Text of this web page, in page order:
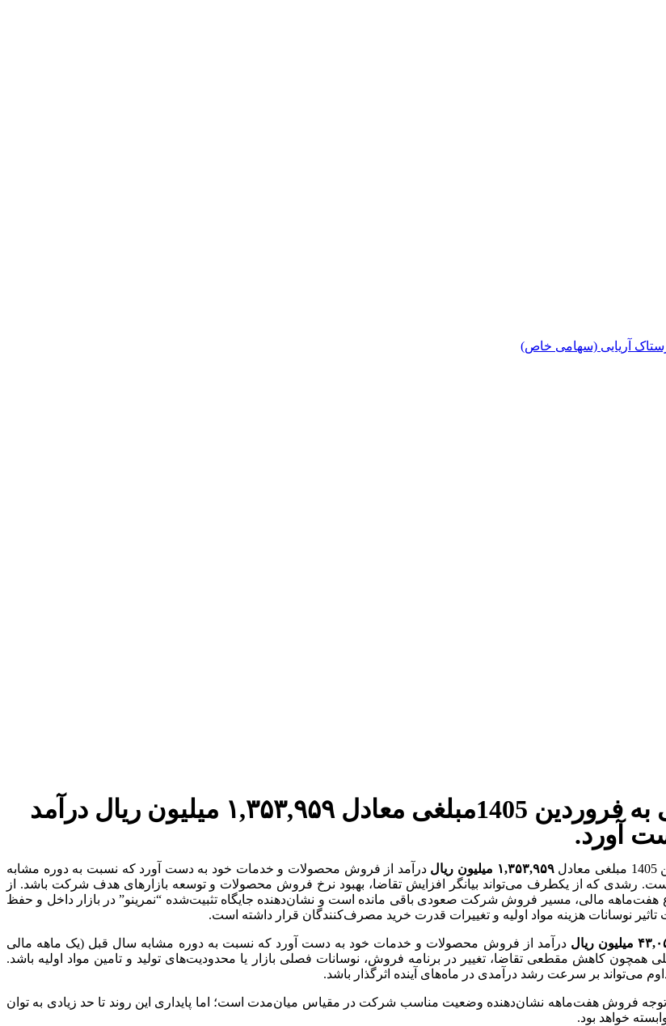
آریایی (سهامی خاص)
“نمرینو” در مدت هفت ماهه مالی منتهی به فروردین 1405مبلغی معادل ۱,۳۵۳,۹۵۹ میلیون ریال درآمد
آورد.
۱,۳۵۳,۹۵۹ میلیون ریال
درآمد از فروش محصولات و خدمات خود به دست آورد که نسبت به دوره مشابه
رشدی که از یکطرف می‌تواند بیانگر افزایش تقاضا، بهبود نرخ فروش محصولات و توسعه بازارهای هدف شرکت باشد. از
مالی، مسیر فروش شرکت صعودی باقی مانده است و نشان‌دهنده جایگاه تثبیت‌شده “نمرینو” در بازار داخل و حفظ
نوسانات هزینه مواد اولیه و تغییرات قدرت خرید مصرف‌کنندگان قرار داشته است.
میلیون ریال
درآمد از فروش محصولات و خدمات خود به دست آورد که نسبت به دوره مشابه سال قبل (یک ماهه مالی
همچون کاهش مقطعی تقاضا، تغییر در برنامه فروش، نوسانات فصلی بازار یا محدودیت‌های تولید و تامین مواد اولیه باشد.
می‌تواند بر سرعت رشد درآمدی در ماه‌های آینده اثرگذار باشد.
فروش هفت‌ماهه نشان‌دهنده وضعیت مناسب شرکت در مقیاس میان‌مدت است؛ اما پایداری این روند تا حد زیادی به توان
خواهد بود.